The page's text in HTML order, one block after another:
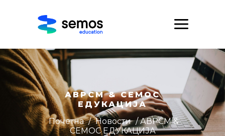
АВРСМ & СЕМОС
ЕДУКАЦИЈА
Почетна / Новости / АВРСМ &
СЕМОС ЕДУКАЦИЈА